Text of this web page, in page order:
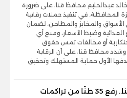
خالد عبدالحليم محافظ قنا، على ضرورة
المحافظة، في تنفيذ حملات رقابية
والمخابز والمطاحن، لضمان
الغذائية وضبط الأسعار، ومنع أي
أو مخالفات تمس حقوق
وشدد محافظ قنا، على أن الرقابة
الأول حماية المستهلك وتحقيق
محافظ قنا.. رفع 35 طنًا من تراكمات